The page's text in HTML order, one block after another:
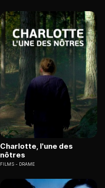
Charlotte, l'une des
nôtres
FILMS DRAME